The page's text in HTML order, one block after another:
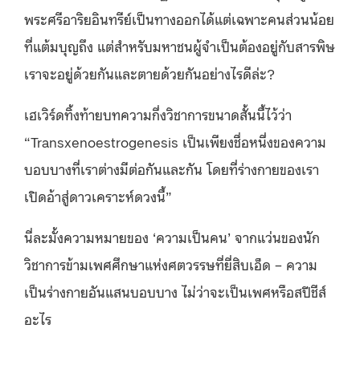
พระศรีอาริยอินทรีย์เป็นทางออกได้แต่เฉพาะคนส่วนน้อย
ที่แต้มบุญถึง แต่สำหรับมหาชนผู้จำเป็นต้องอยู่กับสารพิษ
เราจะอยู่ด้วยกันและตายด้วยกันอย่างไรดีล่ะ?
เฮเวิร์ดทิ้งท้ายบทความกึ่งวิชาการขนาดสั้นนี้ไว้ว่า
“Transxenoestrogenesis เป็นเพียงชื่อหนึ่งของความ
บอบบางที่เราต่างมีต่อกันและกัน โดยที่ร่างกายของเรา
เปิดอ้าสู่ดาวเคราะห์ดวงนี้”
นี่ละมั้งความหมายของ ‘ความเป็นคน’ จากแว่นของนัก
วิชาการข้ามเพศศึกษาแห่งศตวรรษที่ยี่สิบเอ็ด – ความ
เป็นร่างกายอันแสนบอบบาง ไม่ว่าจะเป็นเพศหรือสปีชีส์
อะไร